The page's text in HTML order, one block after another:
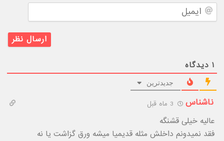
ایمیل
۱ دیدگاه
جدیدترین
ناشناس 3 ماه قبل
عالیه خیلی قشنگه
فقد نمیدونم داخلش مثله قدیمیا میشه ورق گزاشت یا نه